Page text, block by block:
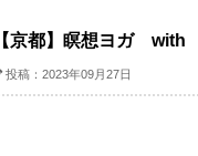
【京都】瞑想ヨガ
投稿：2023年09月27日